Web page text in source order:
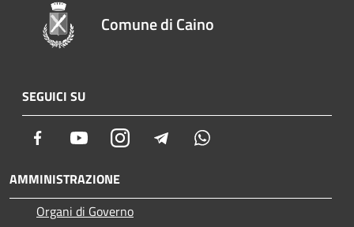
Comune di Caino
SEGUICI SU
Facebook YoutubeInstagram Telegram
AMMINISTRAZIONE
Organi di Governo